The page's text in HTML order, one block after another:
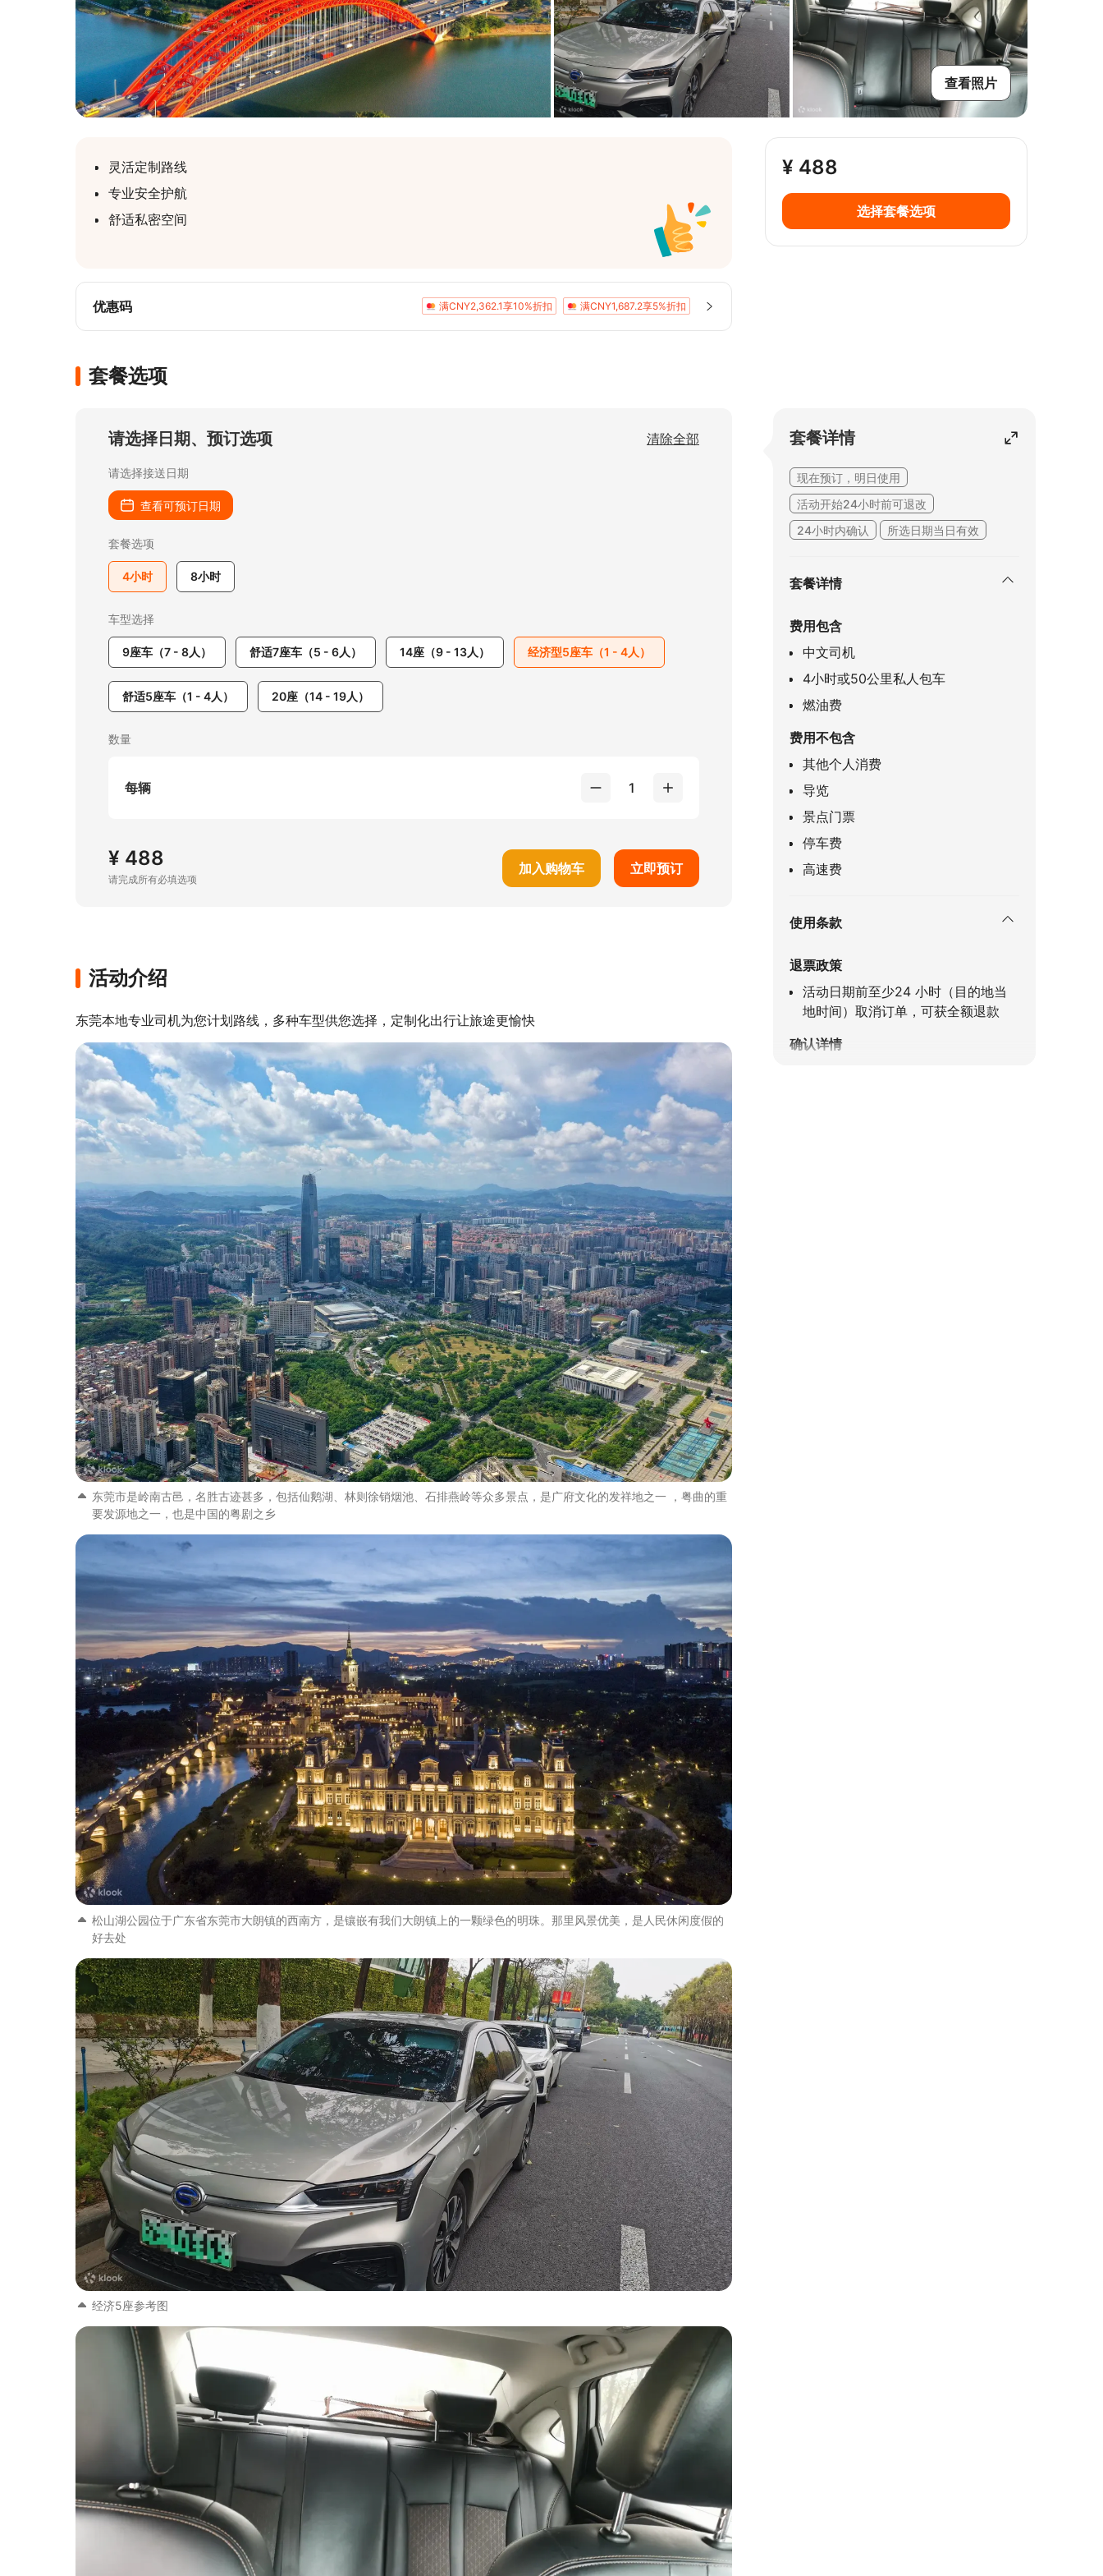
查看照片
¥ 488
选择套餐选项
灵活定制路线
专业安全护航
舒适私密空间
优惠码 满CNY2,362.1享10%折扣 满CNY1,687.2享5%折扣
套餐选项
请选择日期、预订选项 清除全部
请选择接送日期
查看可预订日期
套餐选项
4小时 8小时
车型选择
9座车（7 - 8人） 舒适7座车（5 - 6人） 14座（9 - 13人） 经济型5座车（1 - 4人）
舒适5座车（1 - 4人） 20座（14 - 19人）
数量
每辆 1
¥ 488
请完成所有必填选项
加入购物车 立即预订
套餐详情
现在预订，明日使用
活动开始24小时前可退改
24小时内确认
所选日期当日有效
套餐详情
费用包含
中文司机
4小时或50公里私人包车
燃油费
费用不包含
其他个人消费
导览
景点门票
停车费
高速费
使用条款
退票政策
活动日期前至少24 小时（目的地当
地时间）取消订单，可获全额退款
确认详情
活动介绍
东莞本地专业司机为您计划路线，多种车型供您选择，定制化出行让旅途更愉快
东莞市是岭南古邑，名胜古迹甚多，包括仙鹅湖、林则徐销烟池、石排燕岭等众多景点，是广府文化的发祥地之一 ，粤曲的重
要发源地之一，也是中国的粤剧之乡
松山湖公园位于广东省东莞市大朗镇的西南方，是镶嵌有我们大朗镇上的一颗绿色的明珠。那里风景优美，是人民休闲度假的
好去处
经济5座参考图